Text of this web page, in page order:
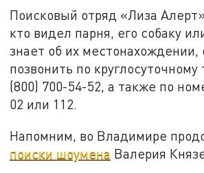
Поисковый отряд «Лиза
кто видел парня, его собаку
знает об их местонахождении,
позвонить по круглосуточному
(800) 700-54-52, а также по
02 или 112.
Напомним, во Владимире
поиски шоумена Валерия